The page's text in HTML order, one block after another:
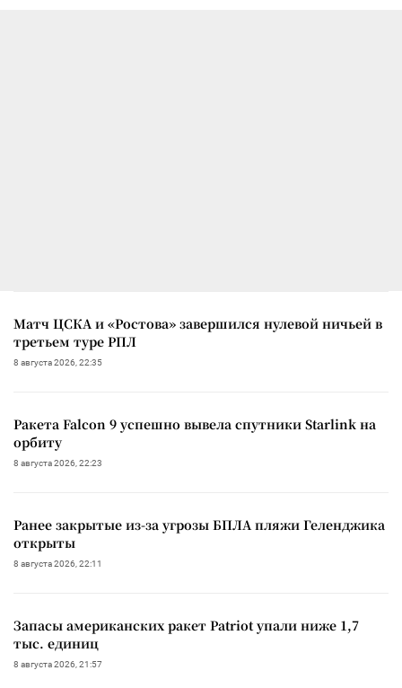
Матч ЦСКА и «Ростова» завершился нулевой ничьей в
третьем туре РПЛ
8 августа 2026, 22:35
Ракета Falcon 9 успешно вывела спутники Starlink на
орбиту
8 августа 2026, 22:23
Ранее закрытые из-за угрозы БПЛА пляжи Геленджика
открыты
8 августа 2026, 22:11
Запасы американских ракет Patriot упали ниже 1,7
тыс. единиц
8 августа 2026, 21:57